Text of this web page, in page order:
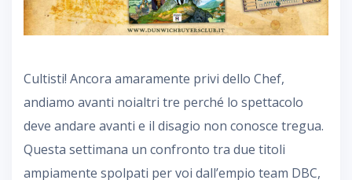
Cultisti! Ancora amaramente privi dello Chef,
andiamo avanti noialtri tre perché lo spettacolo
deve andare avanti e il disagio non conosce tregua.
Questa settimana un confronto tra due titoli
ampiamente spolpati per voi dall’empio team DBC,